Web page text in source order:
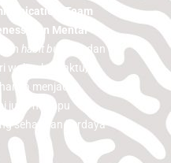
Team
dan Mental
habit buildingdan
waktu ke waktu,
menjadi
juga mampu
sehat dan berdaya